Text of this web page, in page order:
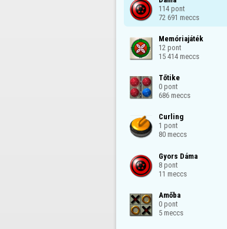
114 pont
72 691 meccs
Memóriajáték
12 pont
15 414 meccs
Tőtike
0 pont
686 meccs
Curling
1 pont
80 meccs
Gyors Dáma
8 pont
11 meccs
Amőba
0 pont
5 meccs